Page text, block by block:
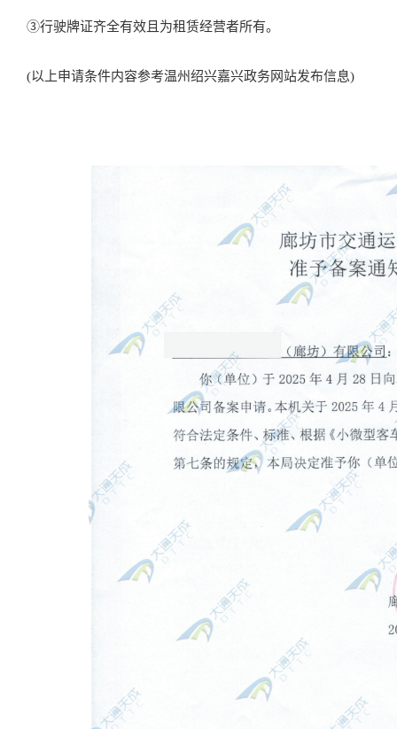
③行驶牌证齐全有效且为租赁经营者所有。
(以上申请条件内容参考温州绍兴嘉兴政务网站发布信息)